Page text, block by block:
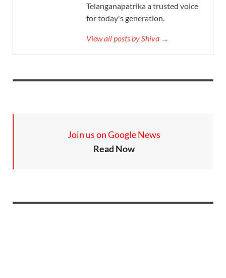
Telanganapatrika a trusted voice
for today's generation.
View all posts by Shiva →
Join us on Google News
Read Now